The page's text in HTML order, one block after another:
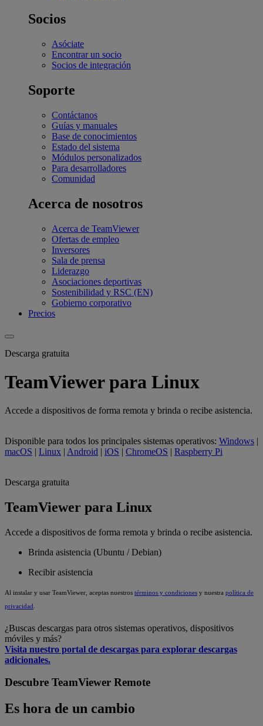
Socios
Asóciate
Encontrar un socio
Socios de integración
Soporte
Contáctanos
Guías y manuales
Base de conocimientos
Estado del sistema
Módulos personalizados
Para desarrolladores
Comunidad
Acerca de nosotros
Acerca de TeamViewer
Ofertas de empleo
Inversores
Sala de prensa
Liderazgo
Asociaciones deportivas
Sostenibilidad y RSC (EN)
Gobierno corporativo
Precios
Descarga gratuita
TeamViewer para Linux
Accede a dispositivos de forma remota y brinda o recibe asistencia.
Disponible para todos los principales sistemas operativos: Windows |
macOS | Linux | Android | iOS | ChromeOS | Raspberry Pi
Descarga gratuita
TeamViewer para Linux
Accede a dispositivos de forma remota y brinda o recibe asistencia.
Brinda asistencia (Ubuntu / Debian)
Recibir asistencia
Al instalar y usar TeamViewer, aceptas nuestros términos y condiciones y nuestra política de
privacidad
¿Buscas descargas para otros sistemas operativos, dispositivos
móviles y más?
Visita nuestro portal de descargas para explorar descargas
adicionales.
Descubre TeamViewer Remote
Es hora de un cambio